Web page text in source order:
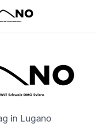
in Lugano